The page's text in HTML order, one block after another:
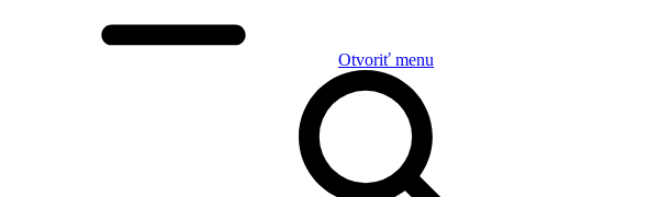
Otvoriť menu